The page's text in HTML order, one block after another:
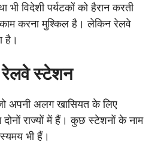
भी विदेशी पर्यटकों को हैरान करती
करना मुश्किल है। लेकिन रेलवे
है।
रेलवे स्टेशन
अपनी अलग खासियत के लिए
राज्यों में हैं। कुछ स्टेशनों के नाम
भी हैं।